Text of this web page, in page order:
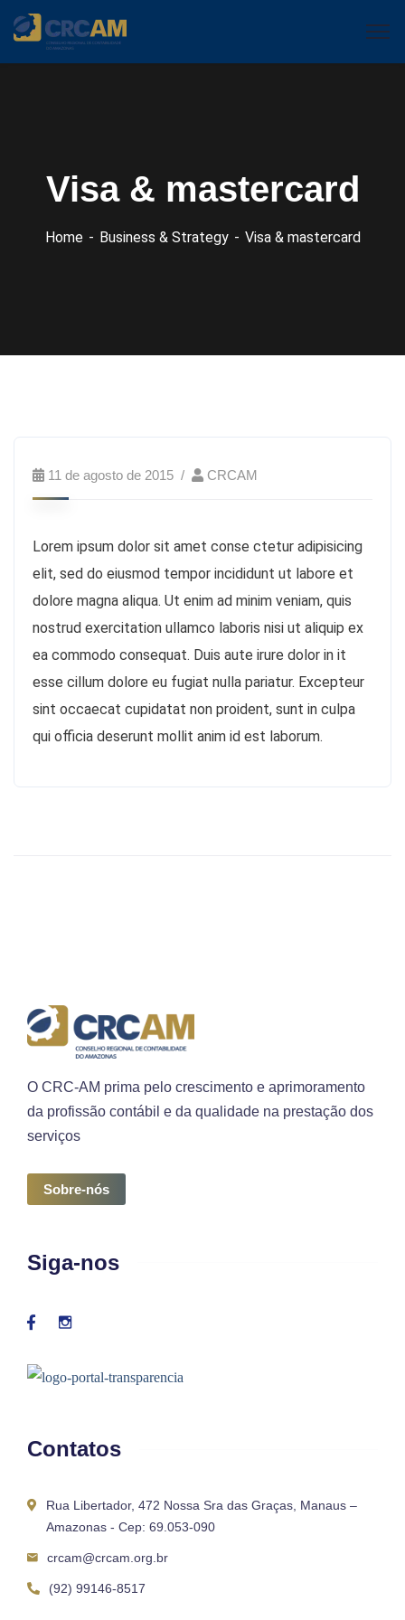
Visa & mastercard
Home Business & Strategy Visa & mastercard
11 de agosto de 2015 CRCAM
Lorem ipsum dolor sit amet conse ctetur adipisicing
elit, sed do eiusmod tempor incididunt ut labore et
dolore magna aliqua. Ut enim ad minim veniam, quis
nostrud exercitation ullamco laboris nisi ut aliquip ex
ea commodo consequat. Duis aute irure dolor in it
esse cillum dolore eu fugiat nulla pariatur. Excepteur
sint occaecat cupidatat non proident, sunt in culpa
qui officia deserunt mollit anim id est laborum.
O CRC-AM prima pelo crescimento e aprimoramento
da profissão contábil e da qualidade na prestação dos
serviços
Sobre-nós
Siga-nos
Contatos
Rua Libertador, 472 Nossa Sra das Graças, Manaus –
Amazonas - Cep: 69.053-090
crcam@crcam.org.br
(92) 99146-8517